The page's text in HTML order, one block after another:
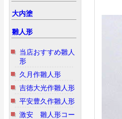
大内塗
雛人形
当店おすすめ雛人
形
久月作雛人形
吉徳大光作雛人形
平安豊久作雛人形
激安 雛人形コー